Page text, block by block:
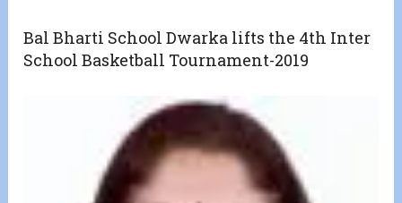
Bal Bharti School Dwarka lifts the 4th Inter
School Basketball Tournament-2019